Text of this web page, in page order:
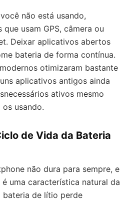
não está usando,
usam GPS, câmera ou
Deixar aplicativos abertos
bateria de forma contínua.
otimizaram bastante
aplicativos antigos ainda
ativos mesmo
usando.
de Vida da Bateria
não dura para sempre, e
uma característica natural da
bateria de lítio perde